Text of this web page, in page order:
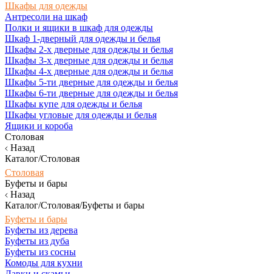
Шкафы для одежды
Антресоли на шкаф
Полки и ящики в шкаф для одежды
Шкаф 1-дверный для одежды и белья
Шкафы 2-х дверные для одежды и белья
Шкафы 3-х дверные для одежды и белья
Шкафы 4-х дверные для одежды и белья
Шкафы 5-ти дверные для одежды и белья
Шкафы 6-ти дверные для одежды и белья
Шкафы купе для одежды и белья
Шкафы угловые для одежды и белья
Ящики и короба
Столовая
Назад
Каталог/Столовая
Столовая
Буфеты и бары
Назад
Каталог/Столовая/Буфеты и бары
Буфеты и бары
Буфеты из дерева
Буфеты из дуба
Буфеты из сосны
Комоды для кухни